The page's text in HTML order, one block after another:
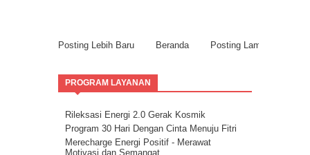
Posting Lebih Baru Posting Lama
Beranda
PROGRAM LAYANAN
Rileksasi Energi 2.0 Gerak Kosmik
Program 30 Hari Dengan Cinta Menuju Fitri
Merecharge Energi Positif - Merawat
Motivasi dan Semangat